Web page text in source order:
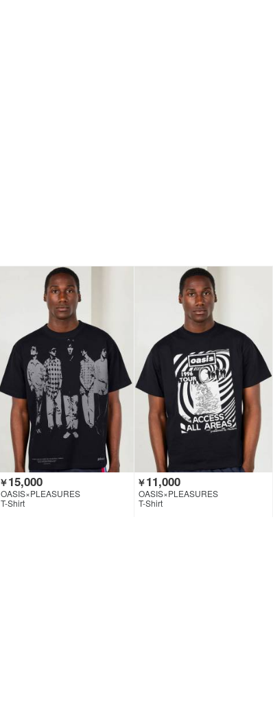
￥15,000
OASIS×PLEASURES
T-Shirt
￥11,000
OASIS×PLEASURES
T-Shirt